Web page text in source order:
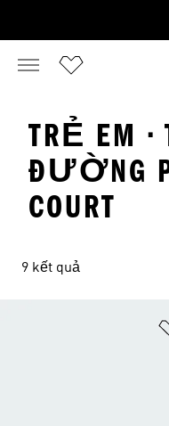
TRẺ EM ·
ĐƯỜNG
COURT
9 kết quả